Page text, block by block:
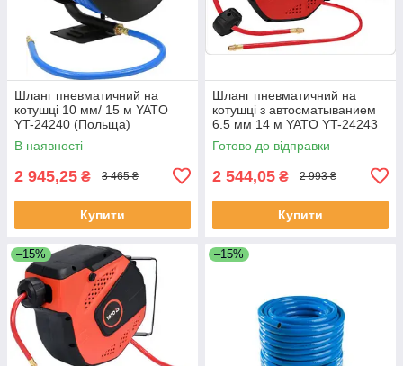
Шланг пневматичний на
котушці 10 мм/ 15 м YATO
YT-24240 (Польща)
В наявності
2 945,25 ₴ 3 465 ₴
Купити
Шланг пневматичний на
котушці з автосматыванием
6.5 мм 14 м YATO YT-24243
(Польща)
Готово до відправки
2 544,05 ₴ 2 993 ₴
Купити
–15% –15%